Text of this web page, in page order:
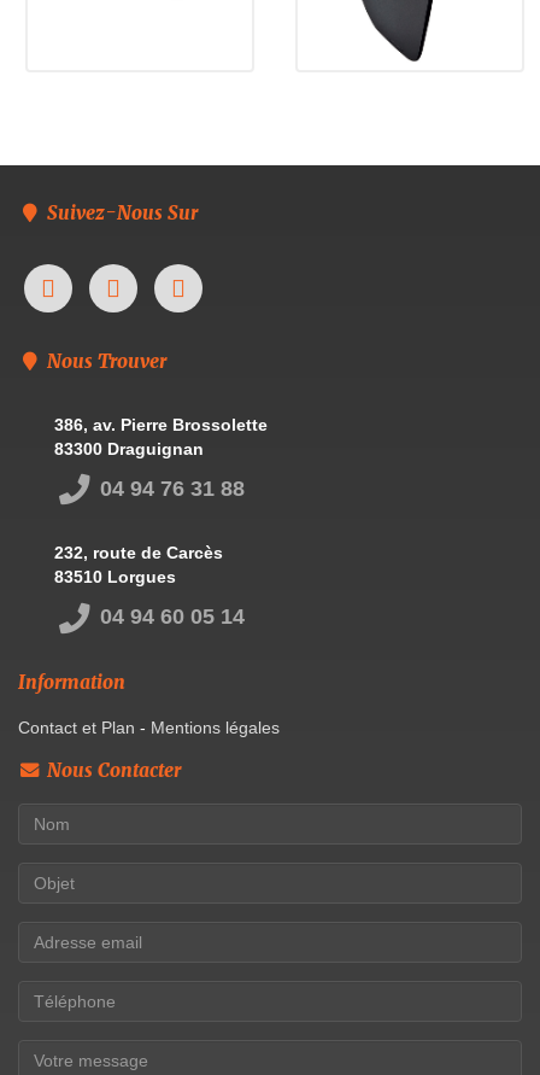
Suivez-Nous Sur
Nous Trouver
386, av. Pierre Brossolette
83300 Draguignan
04 94 76 31 88
232, route de Carcès
83510 Lorgues
04 94 60 05 14
Information
Contact et Plan - Mentions légales
Nous Contacter